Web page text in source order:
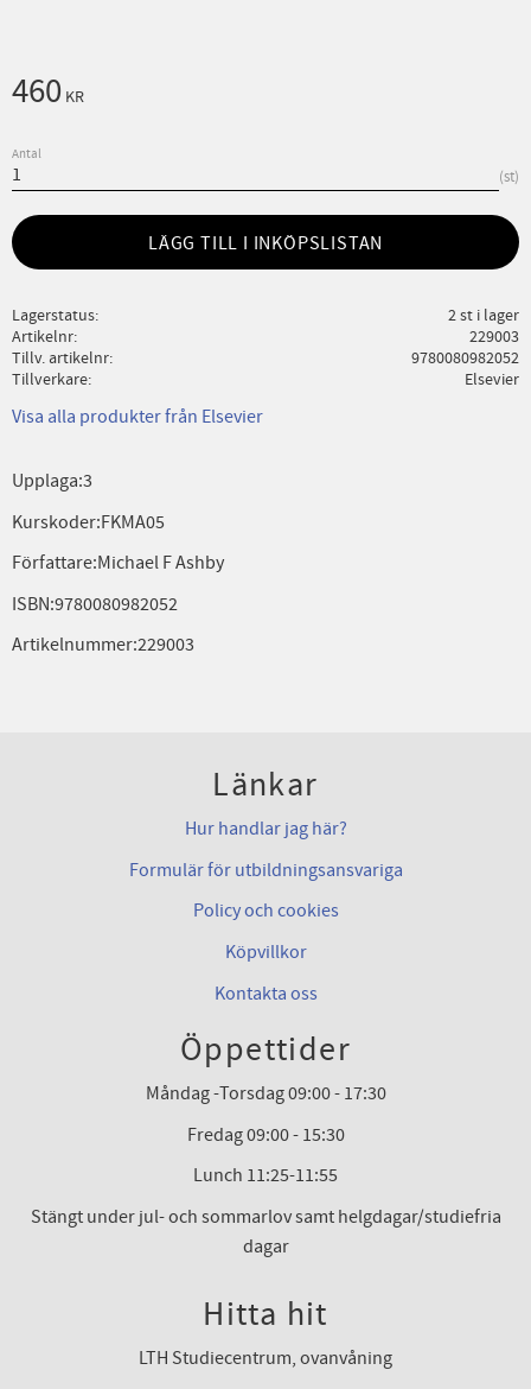
460 KR
Antal
st
LÄGG TILL I INKÖPSLISTAN
Lagerstatus
2 st i lager
Artikelnr
229003
Tillv. artikelnr
9780080982052
Tillverkare
Elsevier
Visa alla produkter från Elsevier
Upplaga:3
Kurskoder:FKMA05
Författare:Michael F Ashby
ISBN:9780080982052
Artikelnummer:229003
Länkar
Hur handlar jag här?
Formulär för utbildningsansvariga
Policy och cookies
Köpvillkor
Kontakta oss
Öppettider
Måndag -Torsdag 09:00 - 17:30
Fredag 09:00 - 15:30
Lunch 11:25-11:55
Stängt under jul- och sommarlov samt helgdagar/studiefria
dagar
Hitta hit
LTH Studiecentrum, ovanvåning